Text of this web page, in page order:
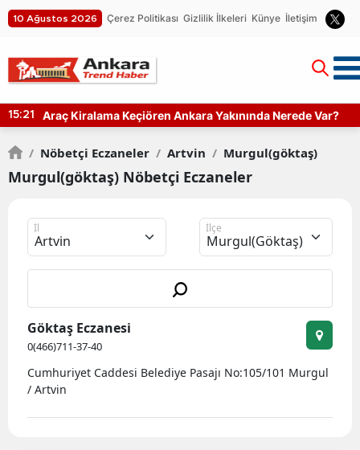
10 Ağustos 2026 Çerez Politikası Gizlilik İlkeleri Künye İletişim
Keçiören Ankara Yakınında Nerede Var? 07:38
/ Nöbetçi Eczaneler / Artvin / Murgul(göktaş)
Murgul(göktaş) Nöbetçi Eczaneler
İl İlçe
Göktaş Eczanesi
0(466)711-37-40
Cumhuriyet Caddesi Belediye Pasajı No:105/101 Murgul
/ Artvin